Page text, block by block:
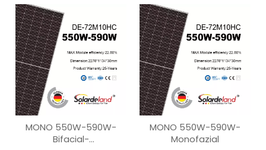
MONO 550W-590W-
Bifacial-
MONO 550W-590W-
Monofazial